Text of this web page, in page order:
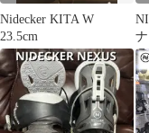
Nidecker KITA W
23.5cm